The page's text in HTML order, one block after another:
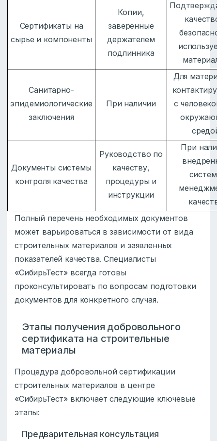
Сертификаты на
сырье и компоненты
Копии,
заверенные
держателем
подлинника
Санитарно-
эпидемиологические
заключения
При наличии
Для
с
Документы системы
контроля качества
Руководство по
качеству,
процедуры и
инструкции
При
Полный перечень необходимых документов
может варьироваться в зависимости от вида
строительных материалов и заявленных
показателей качества. Специалисты
«СибирьТест» всегда готовы
проконсультировать по вопросам подготовки
документов для конкретного случая.
Этапы получения добровольного
сертификата на строительные
материалы
Процедура добровольной сертификации
строительных материалов в центре
«СибирьТест» включает следующие ключевые
этапы:
Предварительная консультация